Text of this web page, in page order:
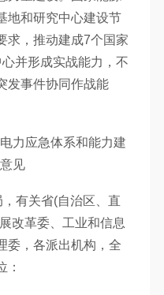
地和研究中心建设节
求，推动建成7个国家
并形成实战能力，不
发事件协同作战能
力应急体系和能力建
见
有关省(自治区、直
改革委、工业和信息
委，各派出机构，全
：